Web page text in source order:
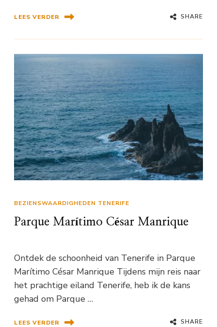
LEES VERDER SHARE
BEZIENSWAARDIGHEDEN TENERIFE
Parque Marítimo César Manrique
Ontdek de schoonheid van Tenerife in Parque
Marítimo César Manrique Tijdens mijn reis naar
het prachtige eiland Tenerife, heb ik de kans
gehad om Parque …
LEES VERDER SHARE